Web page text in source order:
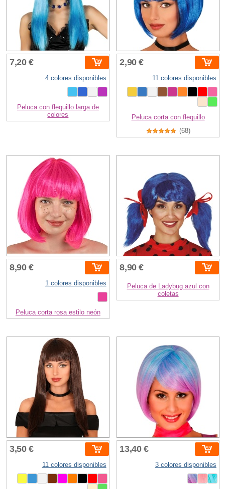
7,20 €
4 colores disponibles
Peluca con flequillo larga de
colores
2,90 €
11 colores disponibles
Peluca corta con flequillo
(68)
8,90 €
1 colores disponibles
Peluca corta rosa estilo neón
8,90 €
Peluca de Ladybug azul con
coletas
3,50 €
11 colores disponibles
13,40 €
3 colores disponibles